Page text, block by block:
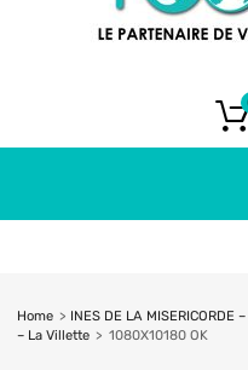
Home > INES DE LA
– La Villette > 1080X10180 OK